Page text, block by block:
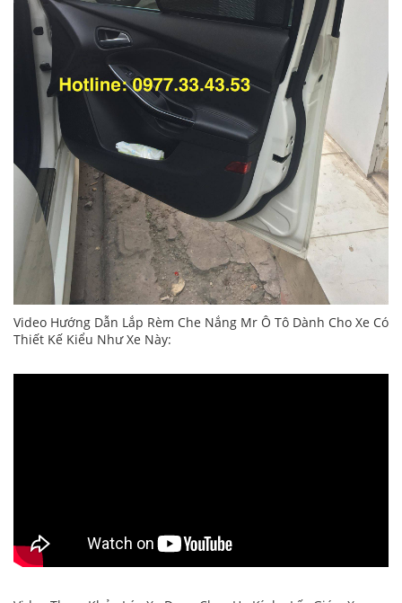
Video Hướng Dẫn Lắp Rèm Che Nắng Mr Ô Tô Dành Cho Xe Có
Thiết Kế Kiểu Như Xe Này: